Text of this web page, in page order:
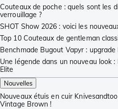
Couteaux de poche : quels sont les
verrouillage ?
SHOT Show 2026 : voici les
Top 10 Couteaux de gentleman
Benchmade Bugout Vapyr :
Une légende dans un nouveau look
Elite
Nouvelles
Nouveaux étuis en cuir
Vintage Brown !